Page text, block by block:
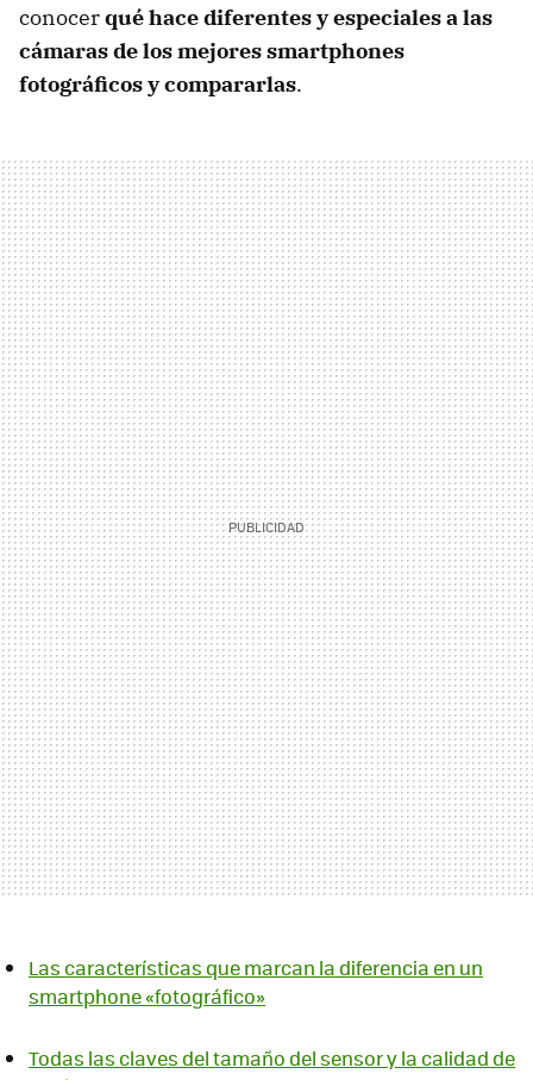
conocerqué hace diferentes y especiales a las
cámaras de los mejores smartphones
fotográficos y compararlas.
Las características que marcan la diferencia en un
smartphone «fotográfico»
Todas las claves del tamaño del sensor y la calidad de